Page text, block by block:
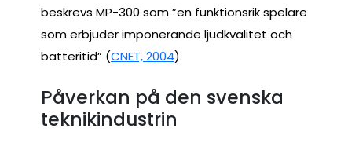
beskrevs MP-300 som ”en funktionsrik spelare
som erbjuder imponerande ljudkvalitet och
batteritid” (CNET, 2004).
Påverkan på den svenska
teknikindustrin